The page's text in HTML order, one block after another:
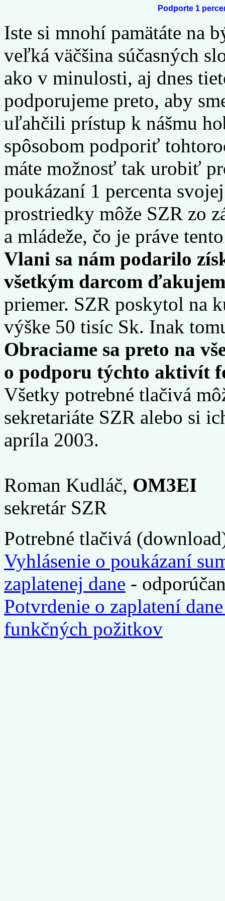
Podporte 1
Iste si mnohí pamätáte na
veľká väčšina súčasných
ako v minulosti, aj dnes
podporujeme preto, aby
uľahčili prístup k nášmu
spôsobom podporiť
máte možnosť tak urobiť
poukázaní 1 percenta
prostriedky môže SZR zo
a mládeže, čo je práve
Vlani sa nám podarilo
všetkým darcom
priemer. SZR poskytol na
výške 50 tisíc Sk. Inak
Obraciame sa preto na
o podporu týchto aktivít
Všetky potrebné tlačivá
sekretariáte SZR alebo si
apríla 2003.
Roman Kudláč, OM3EI
sekretár SZR
Potrebné tlačivá
Vyhlásenie o poukázaní
zaplatenej dane -
Potvrdenie o zaplatení
funkčných požitkov